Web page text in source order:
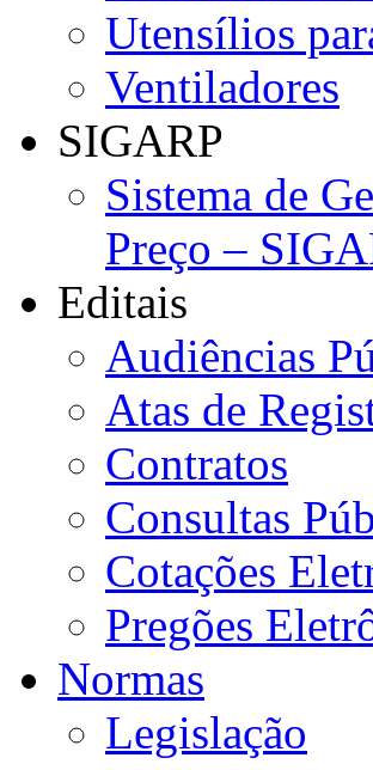
Utensílios
Ventiladores
SIGARP
Sistema de
Preço –
Editais
Audiências
Atas de
Contratos
Consultas
Cotações
Pregões
Normas
Legislação